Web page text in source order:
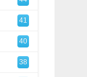
41
40
38